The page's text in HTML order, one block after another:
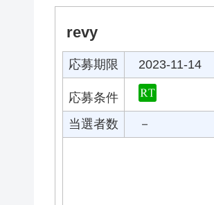
revy
応募期限 2023-11-14
応募条件
当選者数
－